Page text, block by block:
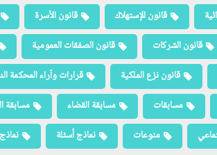
قانون الإستهلاك قانون الأسرة
قانون الشركات قانون الصفقات العمومية
قانون نزع الملكية قرارات وآراء المحكمة
مسابقات مسابقة القضاء مسابقة
منوعات نماذج أسئلة